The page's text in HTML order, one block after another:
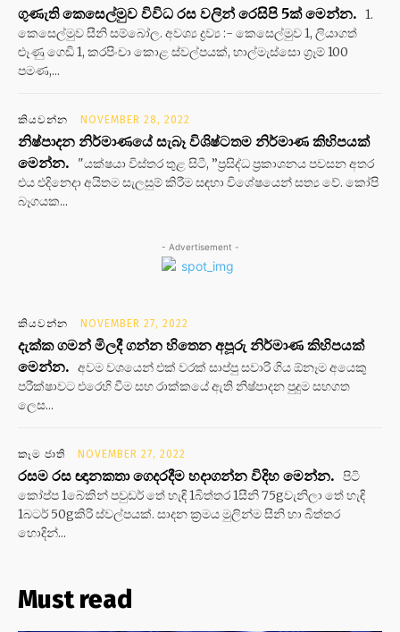
ගුණැති කෙසෙල්මුව විවිධ රස වලින් රෙසිපි 5ක් මෙන්න. 1.
කෙසෙල්මුව සීනි සම්බෝල. අවශ්‍ය ද්‍රව්‍ය :- කෙසෙල්මුව 1, ලියාගත්
ළූණු ගෙඩි 1, කරපිංචා කොළ ස්වල්පයක්, හාල්මැස්සො ග්‍රෑම් 100
පමණ,...
කියවන්න NOVEMBER 28, 2022
නිෂ්පාදන නිර්මාණයේ සැබෑ විශිෂ්ටතම නිර්මාණ කිහිපයක්
මෙන්න.
"යක්ෂයා විස්තර තුළ සිටී, ”ප්‍රසිද්ධ ප්‍රකාශනය පවසන අතර
එය එදිනෙදා අයිතම සැලසුම් කිරීම සඳහා විශේෂයෙන් සත්‍ය වේ. කෝපි
බෑගයක...
- Advertisement -
කියවන්න NOVEMBER 27, 2022
දැක්ක ගමන් මිලදී ගන්න හිතෙන අපූරු නිර්මාණ කිහිපයක්
මෙන්න. අවම වශයෙන් එක් වරක් සාප්පු සවාරි ගිය ඕනෑම අයෙකු
පරීක්ෂාවට එරෙහි වීම සහ රාක්කයේ ඇති නිෂ්පාදන පුදුම සහගත
ලෙස...
කෑම ජාති NOVEMBER 27, 2022
රසම රස ඥානකතා ගෙදරදීම හදාගන්න විදිහ මෙන්න. පිටි
කෝප්ප 1බේකින් පවුඩර් තේ හැඳි 1බිත්තර 1සීනි 75gවැනිලා තේ හැඳි
1බටර් 50gකිරි ස්වල්පයක්. සාදන ක්‍රමය මුලින්ම සීනි හා බිත්තර
හොදින්...
Must read